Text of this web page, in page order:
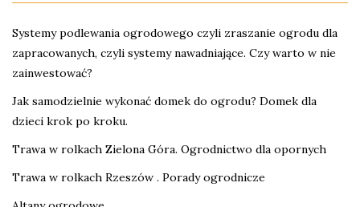
Systemy podlewania ogrodowego czyli zraszanie ogrodu dla
zapracowanych, czyli systemy nawadniające. Czy warto w nie
zainwestować?
Jak samodzielnie wykonać domek do ogrodu? Domek dla
dzieci krok po kroku.
Trawa w rolkach Zielona Góra. Ogrodnictwo dla opornych
Trawa w rolkach Rzeszów . Porady ogrodnicze